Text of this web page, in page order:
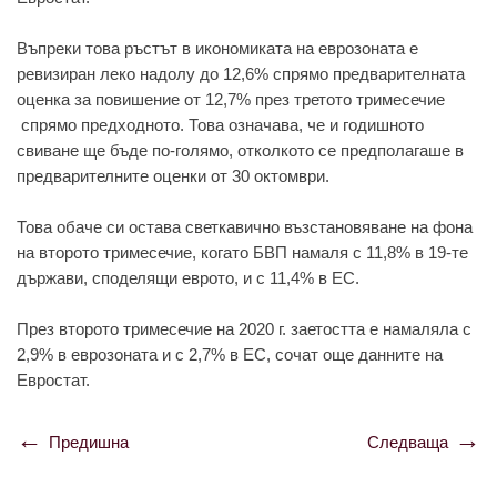
Въпреки това ръстът в икономиката на еврозоната е
ревизиран леко надолу до 12,6% спрямо предварителната
оценка за повишение от 12,7% през третото тримесечие
спрямо предходното. Това означава, че и годишното
свиване ще бъде по-голямо, отколкото се предполагаше в
предварителните оценки от 30 октомври.
Това обаче си остава светкавично възстановяване на фона
на второто тримесечие, когато БВП намаля с 11,8% в 19-те
държави, споделящи еврото, и с 11,4% в ЕС.
През второто тримесечие на 2020 г. заетостта е намаляла с
2,9% в еврозоната и с 2,7% в ЕС, сочат още данните на
Евростат.
Навигация
Предишна Следваща